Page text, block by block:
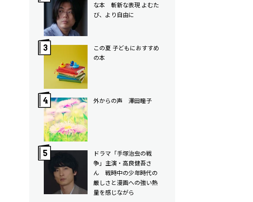
な本 斬新な表現 よむた
び、より自由に
この夏 子どもにおすすめ
の本
外からの声 澤田瞳子
ドラマ「手塚治虫の戦
争」主演・高良健吾さ
ん 戦時中の少年時代の
厳しさと漫画への強い熱
量を感じながら